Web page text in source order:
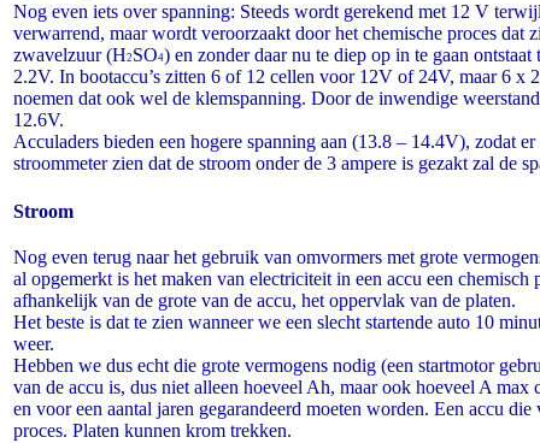
Nog even iets over spanning: Steeds wordt gerekend met 12 V
verwarrend, maar wordt veroorzaakt door het chemische proces
zwavelzuur (H2 SO4) en zonder daar nu te diep op in te gaan
2.2V. In bootaccu’s zitten 6 of 12 cellen voor 12V of 24V, maar 6 x
noemen dat ook wel de klemspanning. Door de inwendige
12.6V.
Acculaders bieden een hogere spanning aan (13.8 – 14.4V), zodat
stroommeter zien dat de stroom onder de 3 ampere is gezakt zal de
Stroom
Nog even terug naar het gebruik van omvormers met grote
al opgemerkt is het maken van electriciteit in een accu een
afhankelijk van de grote van de accu, het oppervlak van de platen.
Het beste is dat te zien wanneer we een slecht startende auto 10
weer.
Hebben we dus echt die grote vermogens nodig (een startmotor
van de accu is, dus niet alleen hoeveel Ah, maar ook hoeveel A
en voor een aantal jaren gegarandeerd moeten worden. Een accu
proces. Platen kunnen krom trekken.